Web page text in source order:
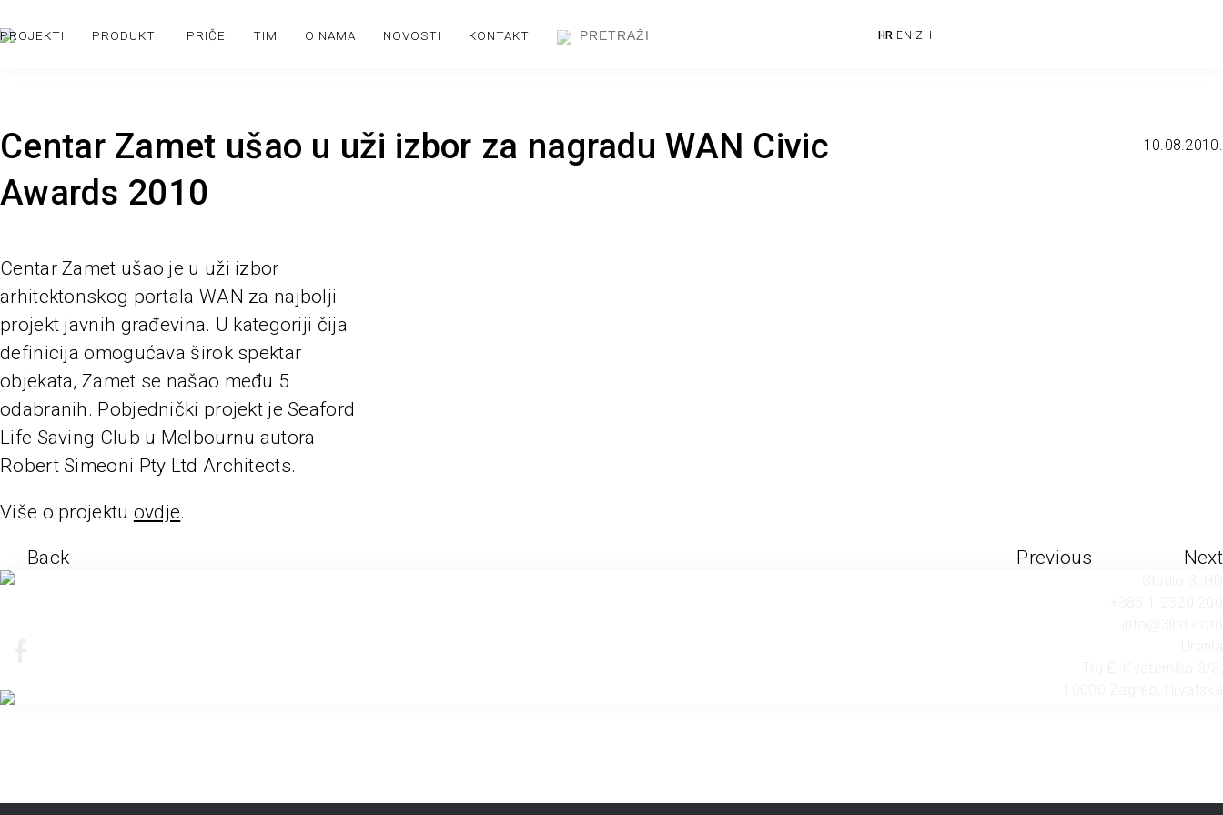
PROJEKTI PRODUKTI PRIČE TIM O NAMA NOVOSTI KONTAKT HR EN ZH
Centar Zamet ušao u uži izbor za nagradu WAN Civic
Awards 2010
10.08.2010.
Centar Zamet ušao je u uži izbor
arhitektonskog portala WAN za najbolji
projekt javnih građevina. U kategoriji čija
definicija omogućava širok spektar
objekata, Zamet se našao među 5
odabranih. Pobjednički projekt je Seaford
Life Saving Club u Melbournu autora
Robert Simeoni Pty Ltd Architects.
Više o projektu ovdje.
Next
Previous
Back